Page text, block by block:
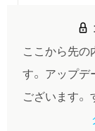
ここから先の
す。 アップデ
ございます。